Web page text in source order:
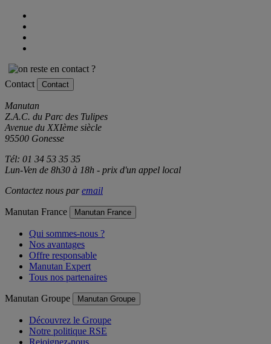
Contact Contact
Manutan
Z.A.C. du Parc des Tulipes
Avenue du XXIème siècle
95500 Gonesse
Tél: 01 34 53 35 35
Lun-Ven de 8h30 à 18h - prix d'un appel local
Contactez nous paremail
Manutan France Manutan France
Qui sommes-nous ?
Nos avantages
Offre responsable
Manutan Expert
Tous nos partenaires
Manutan Groupe Manutan Groupe
Découvrez le Groupe
Notre politique RSE